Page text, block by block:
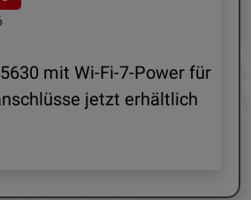
mit Wi-Fi-7-Power für
jetzt erhältlich